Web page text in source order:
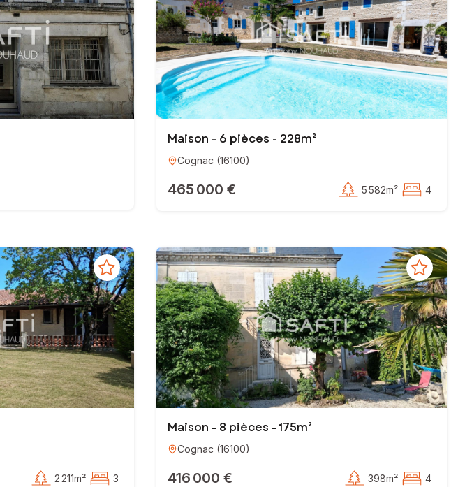
Maison - 6 pièces - 228m²
Cognac (16100)
465 000 € 5 582m² 4
2 211m² 3
Maison - 8 pièces - 175m²
Cognac (16100)
416 000 € 398m² 4